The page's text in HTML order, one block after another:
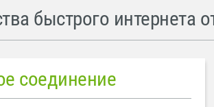
быстрого интернета
соединение